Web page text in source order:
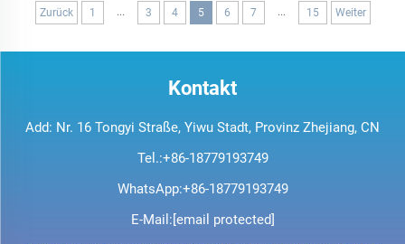
Zurück 1 ... 3 4 5 6 7 ... 15 Weiter
Kontakt
Add: Nr. 16 Tongyi Straße, Yiwu Stadt, Provinz Zhejiang, CN
Tel.:+86-18779193749
WhatsApp:+86-18779193749
E-Mail:[email protected]